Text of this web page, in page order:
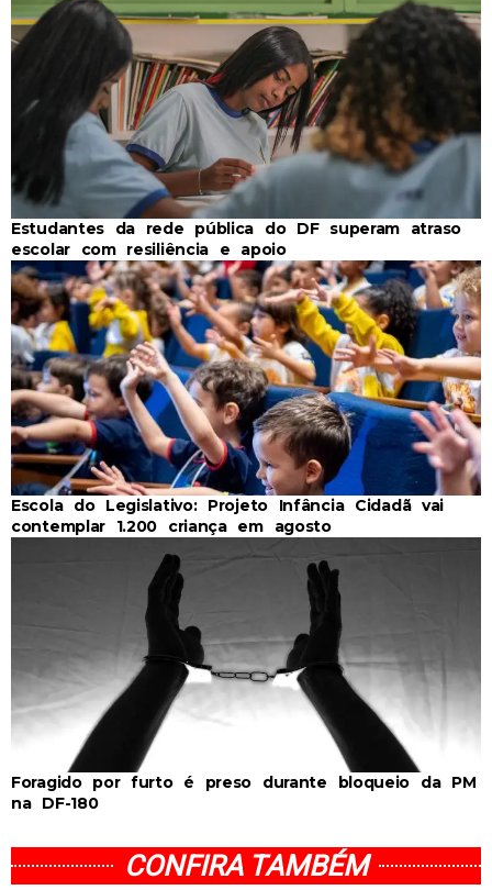
Estudantes da rede pública do DF superam atraso
escolar com resiliência e apoio
Escola do Legislativo: Projeto Infância Cidadã vai
contemplar 1.200 criança em agosto
Foragido por furto é preso durante bloqueio da PM
na DF-180
CONFIRA TAMBÉM